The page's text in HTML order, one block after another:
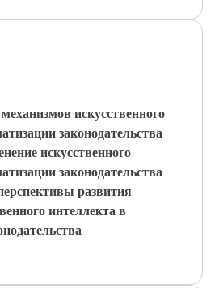
искусственного
законодательства
искусственного
законодательства
развития
интеллекта в